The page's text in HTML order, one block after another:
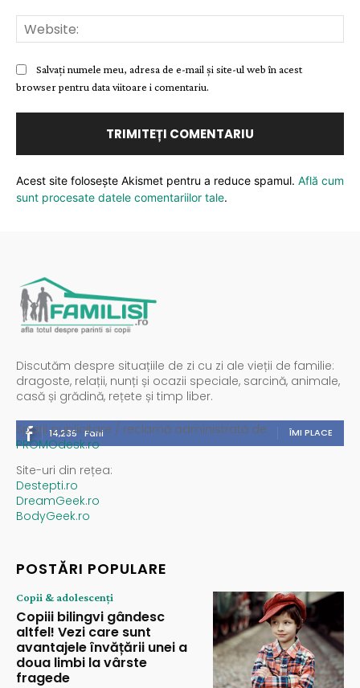
Salvați numele meu, adresa de e-mail și site-ul web în acest
browser pentru data viitoare i comentariu.
Acest site folosește Akismet pentru a reduce spamul. Află cum
sunt procesate datele comentariilor tale.
Discutăm despre situațiile de zi cu zi ale vieții de familie:
dragoste, relații, nunți și ocazii speciale, sarcină, animale,
casă și grădină, rețete și timp liber.
14,235 Fani ÎMI PLACE
Spații publicitare / reclamă administrată de
PROMOdesk.ro
Site-uri din rețea:
Destepti.ro
DreamGeek.ro
BodyGeek.ro
POSTĂRI POPULARE
Copii & adolescenți
Copiii bilingvi gândesc
altfel! Vezi care sunt
avantajele învățării unei a
doua limbi la vârste
fragede